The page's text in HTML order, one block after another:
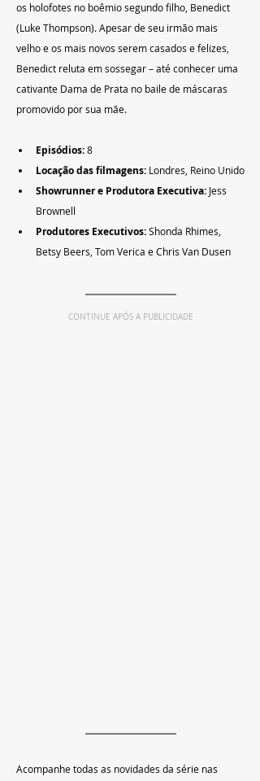
os holofotes no boêmio segundo filho, Benedict
(Luke Thompson). Apesar de seu irmão mais
velho e os mais novos serem casados ​​e felizes,
Benedict reluta em sossegar – até conhecer uma
cativante Dama de Prata no baile de máscaras
promovido por sua mãe.
Episódios: 8
Locação das filmagens: Londres, Reino Unido
Showrunner e Produtora Executiva: Jess
Brownell
Produtores Executivos: Shonda Rhimes,
Betsy Beers, Tom Verica e Chris Van Dusen
CONTINUE APÓS A PUBLICIDADE
Acompanhe todas as novidades da série nas